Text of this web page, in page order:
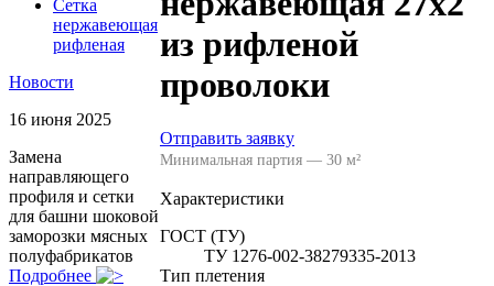
Сетка
нержавеющая
рифленая
Новости
16 июня 2025
Замена
направляющего
профиля и сетки
для башни шоковой
заморозки мясных
полуфабрикатов
Подробнее
из рифленой
проволоки
Отправить заявку
Минимальная партия — 30 м²
Характеристики
ГОСТ (ТУ)
ТУ 1276-002-38279335-2013
Тип плетения